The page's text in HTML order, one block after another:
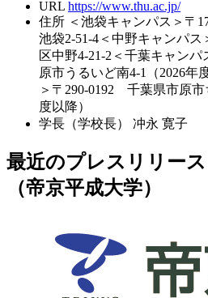
URL https://www.thu.ac.jp/
住所 ＜池袋キャンパス＞〒
池袋2-51-4＜中野キャンパ
区中野4-21-2＜千葉キャン
原市うるいど南4-1（2026年
＞〒290-0192 千葉県市原市
度以降）
学長（学校長）
冲永 寛子
最近のプレスリリース
（帝京平成大学）